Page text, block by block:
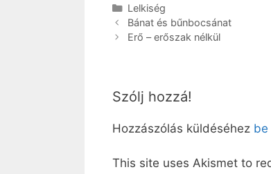
Kategória
Lelkiség
Bánat és bűnbocsánat
Erő – erőszak nélkül
Szólj hozzá!
Hozzászólás küldéséhez be
This site uses Akismet to